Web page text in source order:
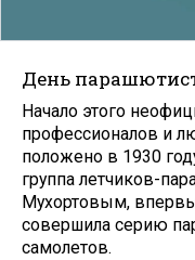
День
Начало этого
профессионалов и
положено в 1930
группа летчиков-
Мухортовым,
совершила серию
самолетов.